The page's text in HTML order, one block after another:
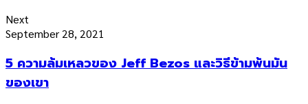
Next
September 28, 2021
5 ความล้มเหลวของ Jeff Bezos และวิธีข้ามพ้นมัน
ของเขา